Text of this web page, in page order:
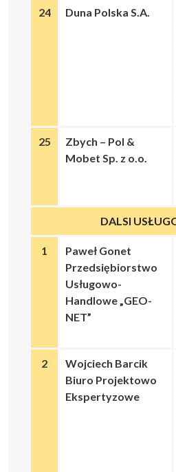
24 Duna Polska S.A.
25
Zbych – Pol &
Mobet Sp. z o.o.
DALSI
1
Paweł Gonet
Przedsiębiorstwo
Usługowo-
Handlowe „GEO-
NET”
2
Wojciech Barcik
Biuro Projektowo
Ekspertyzowe